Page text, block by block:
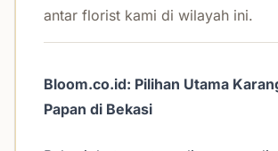
antar florist kami di wilayah ini.
Bloom.co.id: Pilihan Utama
Papan di Bekasi